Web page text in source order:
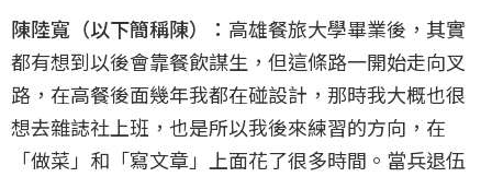
陳陸寬（以下簡稱陳）： 高雄餐旅大學畢業後，其實
都有想到以後會靠餐飲謀生，但這條路一開始走向叉
路，在高餐後面幾年我都在碰設計，那時我大概也很
想去雜誌社上班，也是所以我後來練習的方向，在
「做菜」和「寫文章」上面花了很多時間。當兵退伍